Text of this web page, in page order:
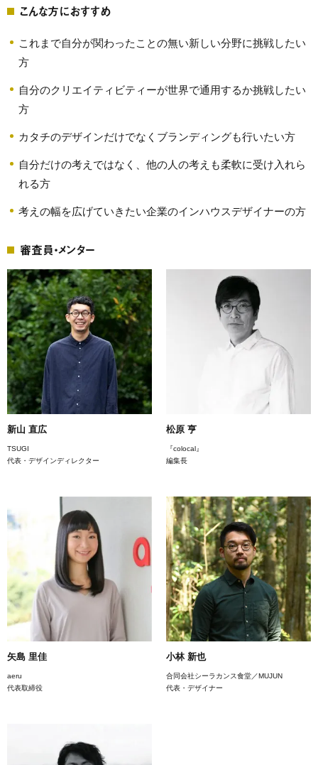
こんな方におすすめ
これまで自分が関わったことの無い新しい分野に挑戦したい
方
自分のクリエイティビティーが世界で通用するか挑戦したい
方
カタチのデザインだけでなくブランディングも行いたい方
自分だけの考えではなく、他の人の考えも柔軟に受け入れら
れる方
考えの幅を広げていきたい企業のインハウスデザイナーの方
審査員・メンター
新山 直広
TSUGI
代表・デザインディレクター
松原 亨
『colocal』
編集長
矢島 里佳
aeru
代表取締役
小林 新也
合同会社シーラカンス食堂／MUJUN
代表・デザイナー